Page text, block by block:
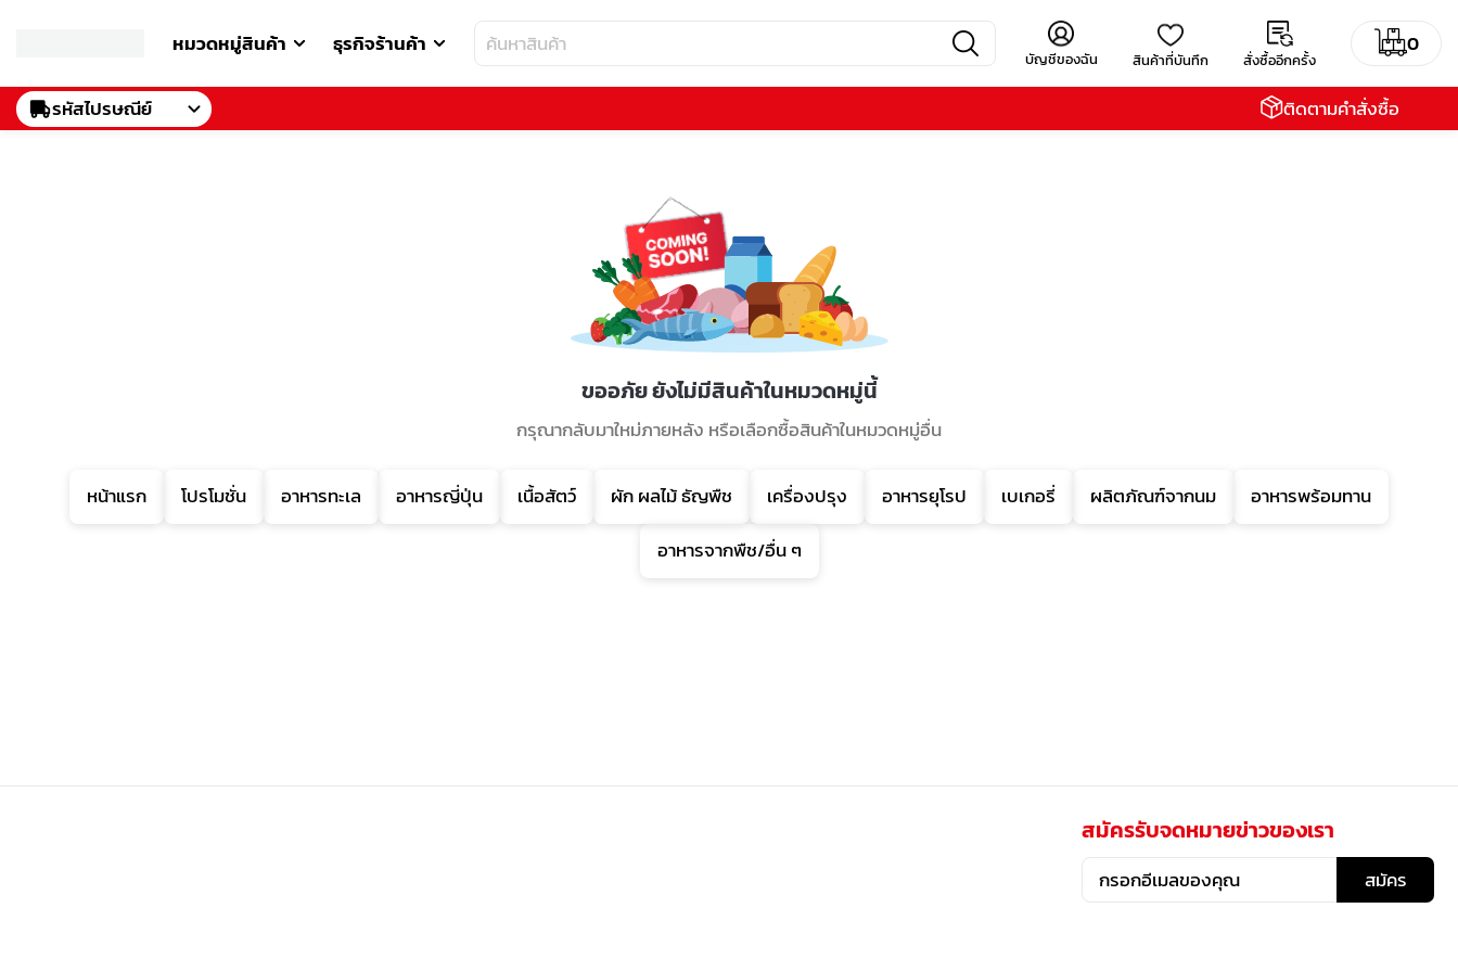
หมวดหมู่สินค้า ธุรกิจร้านค้า
บัญชีของฉัน สินค้าที่บันทึก สั่งซื้ออีกครั้ง
0
รหัสไปรษณีย์ ติดตามคำสั่งซื้อ
ขออภัย ยังไม่มีสินค้าในหมวดหมู่นี้
กรุณากลับมาใหม่ภายหลัง หรือเลือกซื้อสินค้าในหมวดหมู่อื่น
หน้าแรก โปรโมชั่น อาหารทะเล อาหารญี่ปุ่น เนื้อสัตว์ ผัก ผลไม้ ธัญพืช เครื่องปรุง อาหารยุโรป เบเกอรี่ ผลิตภัณฑ์จากนม
อาหารพร้อมทาน
อาหารจากพืช/อื่น ๆ
สมัครรับจดหมายข่าวของเรา
สมัคร